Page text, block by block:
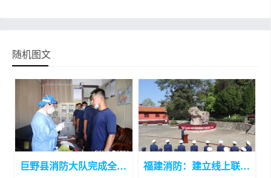
随机图文
巨野县消防大队完成全员核酸检测工作 福建消防：建立线上联盟 推动党史学习教育走深走实